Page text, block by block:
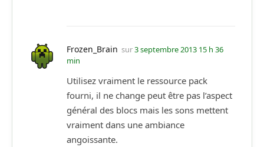
Frozen_Brain sur3 septembre 2013 15 h 36
min
Utilisez vraiment le ressource pack
fourni, il ne change peut être pas l’aspect
général des blocs mais les sons mettent
vraiment dans une ambiance
angoissante.